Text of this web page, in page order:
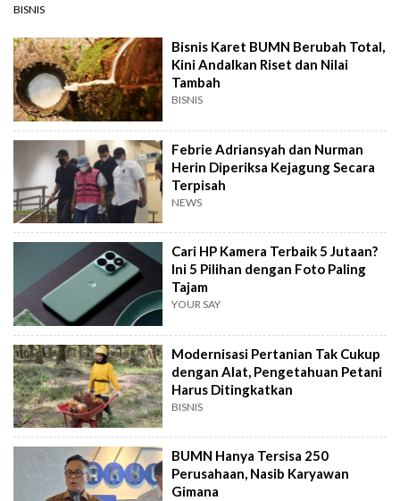
BISNIS
Bisnis Karet BUMN Berubah Total,
Kini Andalkan Riset dan Nilai
Tambah
BISNIS
Febrie Adriansyah dan Nurman
Herin Diperiksa Kejagung Secara
Terpisah
NEWS
Cari HP Kamera Terbaik 5 Jutaan?
Ini 5 Pilihan dengan Foto Paling
Tajam
YOUR SAY
Modernisasi Pertanian Tak Cukup
dengan Alat, Pengetahuan Petani
Harus Ditingkatkan
BISNIS
BUMN Hanya Tersisa 250
Perusahaan, Nasib Karyawan
Gimana